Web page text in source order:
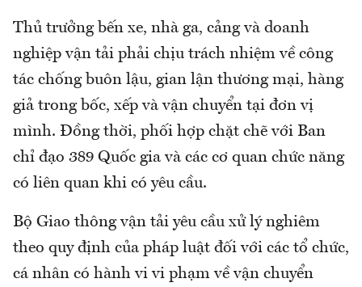
Thủ trưởng bến xe, nhà ga, cảng và doanh
nghiệp vận tải phải chịu trách nhiệm về công
tác chống buôn lậu, gian lận thương mại, hàng
giả trong bốc, xếp và vận chuyển tại đơn vị
mình. Đồng thời, phối hợp chặt chẽ với Ban
chỉ đạo 389 Quốc gia và các cơ quan chức năng
có liên quan khi có yêu cầu.
Bộ Giao thông vận tải yêu cầu xử lý nghiêm
theo quy định của pháp luật đối với các tổ chức,
cá nhân có hành vi vi phạm về vận chuyển